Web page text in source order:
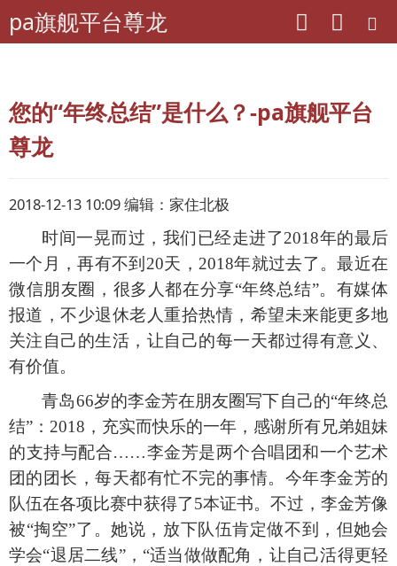
pa旗舰平台尊龙
pa旗舰平台尊龙 专题 本期话题
您的“年终总结”是什么？-pa旗舰平台
尊龙
2018-12-13 10:09 编辑：家住北极
时间一晃而过，我们已经走进了2018年的最后
一个月，再有不到 20天， 2018年就过去了。最近在
微信朋友圈，很多人都在分享“年终总结”。 有媒体
报道，不少退休老人重拾热情，希望未来能更多地
关注自己的生活，让自己的每一天都过得有意义、
有价值。
青岛66岁的李金芳在朋友圈写下自己的“年终总
结”：2018，充实而快乐的一年，感谢所有兄弟姐妹
的支持与配合……李金芳是两个合唱团和一个艺术
团的团长，每天都有忙不完的事情。今年李金芳的
队伍在各项比赛中获得了5本证书。不过，李金芳像
被“掏空”了。她说，放下队伍肯定做不到，但她会
学会“退居二线”，“适当做做配角，让自己活得更轻